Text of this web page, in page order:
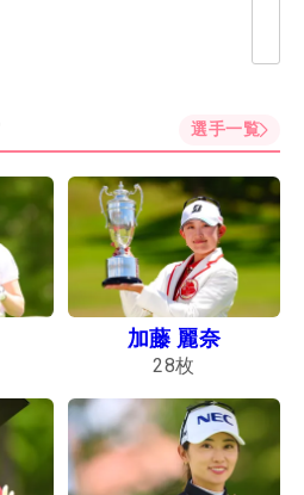
選手一覧
加藤 麗奈
28枚